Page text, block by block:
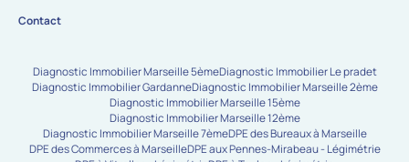
Contact
Diagnostic Immobilier Marseille 5èmeDiagnostic Immobilier Le pradet
Diagnostic Immobilier GardanneDiagnostic Immobilier Marseille 2ème
Diagnostic Immobilier Marseille 15ème
Diagnostic Immobilier Marseille 12ème
Diagnostic Immobilier Marseille 7èmeDPE des Bureaux à Marseille
DPE des Commerces à MarseilleDPE aux Pennes-Mirabeau - Légimétrie